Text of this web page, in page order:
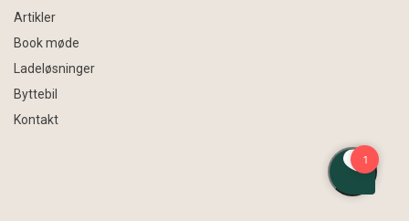
Artikler
Book møde
Ladeløsninger
Byttebil
Kontakt